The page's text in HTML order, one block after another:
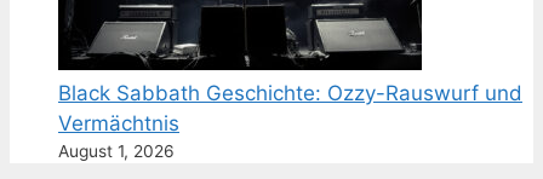
Black Sabbath Geschichte: Ozzy-Rauswurf und
Vermächtnis
August 1, 2026